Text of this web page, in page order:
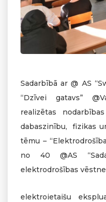
Sadarbībā ar @ AS
“Dzīvei gatavs”
realizētas
dabaszinību, fizikas
tēmu –
no 40 @AS
elektrodrošības
elektroietaišu